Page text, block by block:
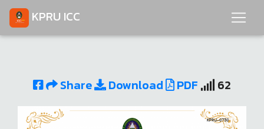
KPRU ICC
Share Download PDF 62